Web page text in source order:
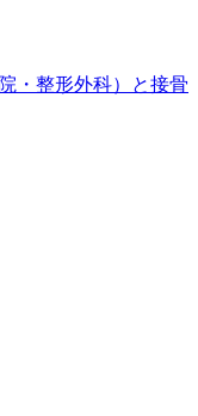
・整形外科）と接骨